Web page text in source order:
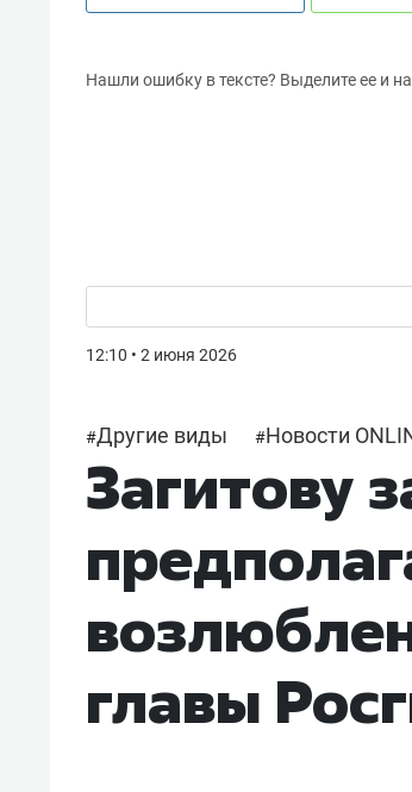
Нашли ошибку в тексте? Выделите ее и
12:10 • 2 июня 2026
#Другие виды #Новости
Загитову
главы